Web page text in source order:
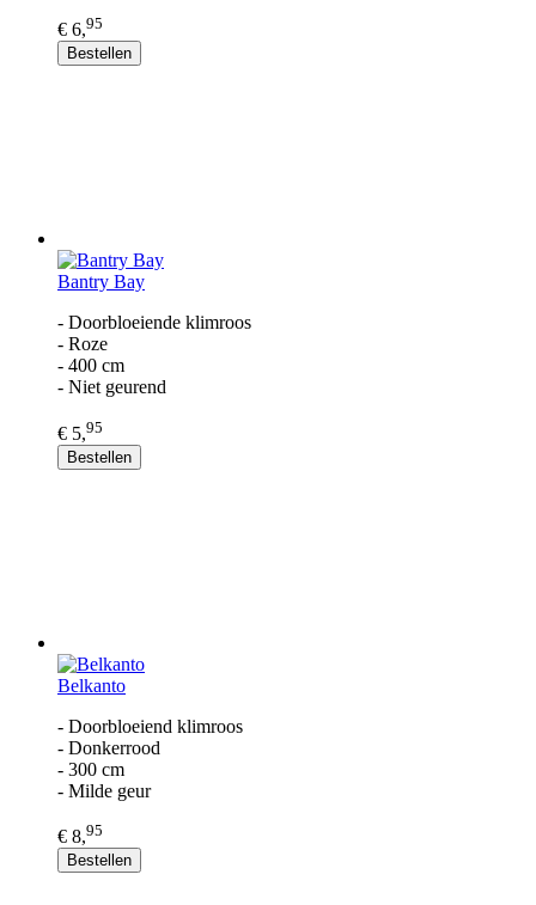
€ 6,95
Bestellen
Bantry Bay
- Doorbloeiende klimroos
- Roze
- 400 cm
- Niet geurend
€ 5,95
Bestellen
Belkanto
- Doorbloeiend klimroos
- Donkerrood
- 300 cm
- Milde geur
€ 8,95
Bestellen